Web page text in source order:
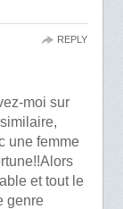
moi sur
une femme
et tout le
genre
REPLY